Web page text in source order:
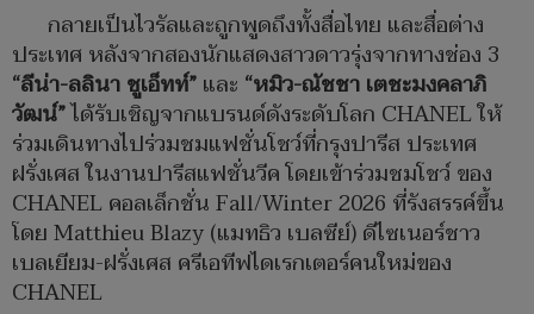
กลายเป็นไวรัลและถูกพูดถึงทั้งสื่อไทย และสื่อต่าง
ประเทศ หลังจากสองนักแสดงสาวดาวรุ่งจากทางช่อง 3
“ลีน่า-ลลินา ชูเอ็ทท์”และ “หมิว-ณัชชา เตชะมงคลาภิ
วัฒน์”ได้รับเชิญจากแบรนด์ดังระดับโลก CHANEL ให้
ร่วมเดินทางไปร่วมชมแฟชั่นโชว์ที่กรุงปารีส ประเทศ
ฝรั่งเศส ในงานปารีสแฟชั่นวีค โดยเข้าร่วมชมโชว์ ของ
CHANEL คอลเล็กชั่น Fall/Winter 2026 ที่รังสรรค์ขึ้น
โดย Matthieu Blazy (แมทธิว เบลซีย์) ดีไซเนอร์ชาว
เบลเยียม-ฝรั่งเศส ครีเอทีฟไดเรกเตอร์คนใหม่ของ
CHANEL